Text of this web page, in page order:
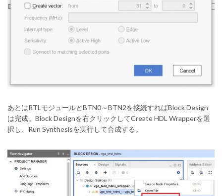
あとはRTLモジュールとBTN0～BTN2を接続すればBlock Design
は完成。Block Designを右クリックしてCreate HDL Wrapperを選
択し、Run Synthesisを実行して合成する。